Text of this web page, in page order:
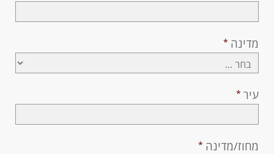
מדינה
עיר
מחוז/מדינה